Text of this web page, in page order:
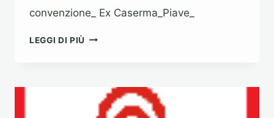
convenzione_ Ex Caserma_Piave_
LEGGI DI PIÙ PRIMO
CONVENZIONE
PER